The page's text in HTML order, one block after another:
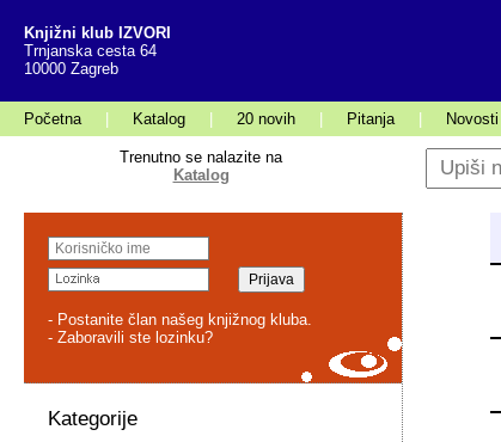
Knjižni klub IZVORI
Trnjanska cesta 64
10000 Zagreb
Početna Katalog 20 novih Pitanja Novosti
Trenutno se nalazite na
Katalog
- Postanite član našeg knjižnog kluba.
- Zaboravili ste lozinku?
Kategorije